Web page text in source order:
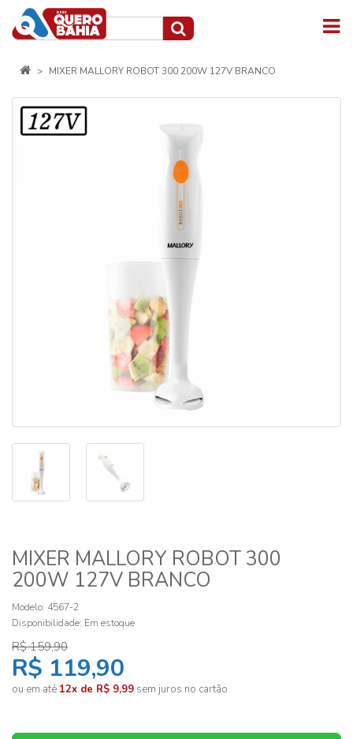
MIXER MALLORY ROBOT 300 200W 127V BRANCO
MIXER MALLORY ROBOT 300
200W 127V BRANCO
Modelo: 4567-2
Disponibilidade: Em estoque
R$ 159,90
R$ 119,90
ou em até 12x de R$ 9,99 sem juros no cartão